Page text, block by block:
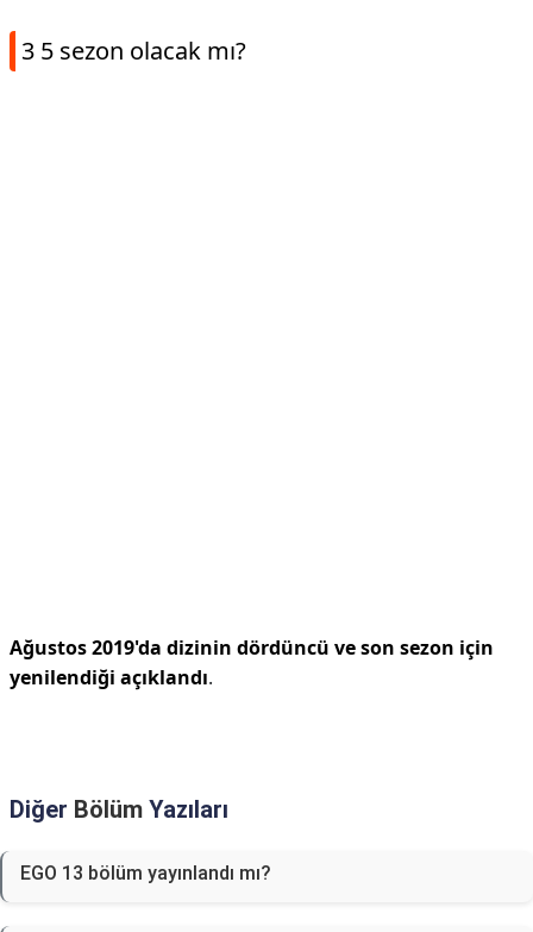
3 5 sezon olacak mı?
Ağustos 2019'da dizinin dördüncü ve son sezon için
yenilendiği açıklandı.
Diğer Bölüm Yazıları
EGO 13 bölüm yayınlandı mı?